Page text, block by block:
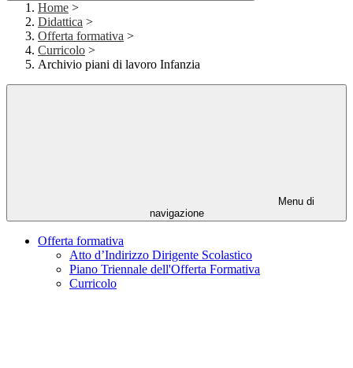
Home >
Didattica >
Offerta formativa >
Curricolo >
Archivio piani di lavoro Infanzia
Menu di
navigazione
Offerta formativa
Atto d’Indirizzo Dirigente Scolastico
Piano Triennale dell'Offerta Formativa
Curricolo